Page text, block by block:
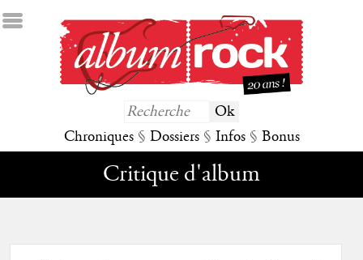
Chroniques § Dossiers § Infos § Bonus
Critique d'album